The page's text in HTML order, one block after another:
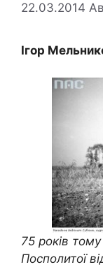
22.03.2014
Ігор
75 років
Посполитої